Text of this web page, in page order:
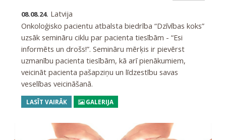
08.08.24. Latvija
Onkoloģisko pacientu atbalsta biedrība “Dzīvības koks”
uzsāk semināru ciklu par pacienta tiesībām - “Esi
informēts un drošs!”. Semināru mērķis ir pievērst
uzmanību pacienta tiesībām, kā arī pienākumiem,
veicināt pacienta pašapziņu un līdzestību savas
veselības veicināšanā.
LASĪT VAIRĀK GALERIJA